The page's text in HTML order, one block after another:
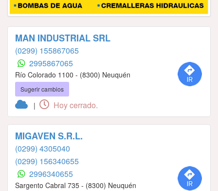
MAN INDUSTRIAL SRL
(0299) 155867065
2995867065
Río Colorado 1100 - (8300) Neuquén
Sugerir cambios
| Hoy cerrado.
MIGAVEN S.R.L.
(0299) 4305040
(0299) 156340655
2996340655
Sargento Cabral 735 - (8300) Neuquén